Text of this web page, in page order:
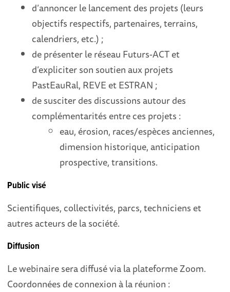
d’annoncer le lancement des projets (leurs
objectifs respectifs, partenaires, terrains,
calendriers, etc.) ;
de présenter le réseau Futurs-ACT et
d’expliciter son soutien aux projets
PastEauRal, REVE et ESTRAN ;
de susciter des discussions autour des
complémentarités entre ces projets :
eau, érosion, races/espèces anciennes,
dimension historique, anticipation
prospective, transitions.
Public visé
Scientifiques, collectivités, parcs, techniciens et
autres acteurs de la société.
Diffusion
Le webinaire sera diffusé via la plateforme Zoom.
Coordonnées de connexion à la réunion :